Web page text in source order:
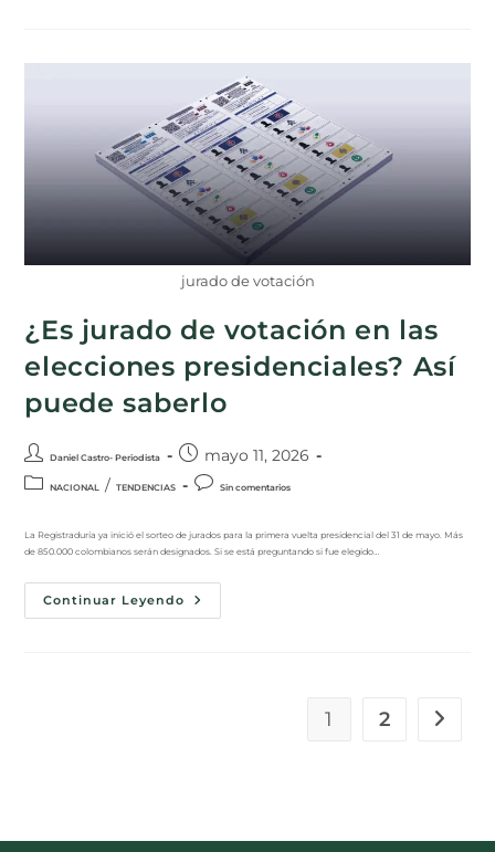
jurado de votación
¿Es jurado de votación en las
elecciones presidenciales? Así
puede saberlo
Daniel Castro- Periodista mayo 11, 2026
NACIONAL / TENDENCIAS Sin comentarios
La Registraduría ya inició el sorteo de jurados para la primera vuelta presidencial del 31 de mayo. Más
de 850.000 colombianos serán designados. Si se está preguntando si fue elegido…
Continuar Leyendo
1 2